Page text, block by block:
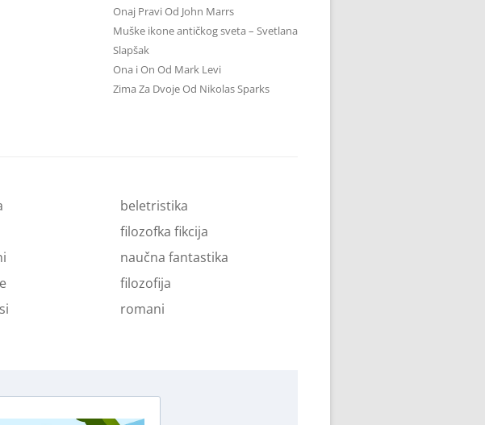
Onaj Pravi Od John Marrs
Muške ikone antičkog sveta – Svetlana
Slapšak
Ona i On Od Mark Levi
Zima Za Dvoje Od Nikolas Sparks
beletristika
filozofka fikcija
naučna fantastika
filozofija
romani